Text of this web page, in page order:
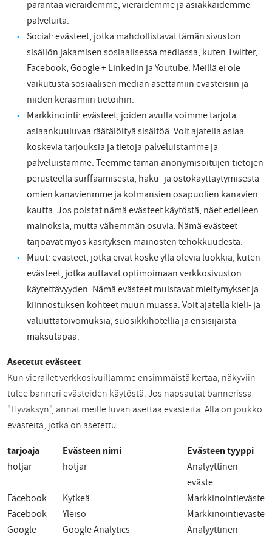
parantaa vieraidemme, vieraidemme ja asiakkaidemme
palveluita.
Social: evästeet, jotka mahdollistavat tämän sivuston
sisällön jakamisen sosiaalisessa mediassa, kuten Twitter,
Facebook, Google + Linkedin ja Youtube. Meillä ei ole
vaikutusta sosiaalisen median asettamiin evästeisiin ja
niiden keräämiin tietoihin.
Markkinointi: evästeet, joiden avulla voimme tarjota
asiaankuuluvaa räätälöityä sisältöä. Voit ajatella asiaa
koskevia tarjouksia ja tietoja palveluistamme ja
palveluistamme. Teemme tämän anonymisoitujen tietojen
perusteella surffaamisesta, haku- ja ostokäyttäytymisestä
omien kanavienmme ja kolmansien osapuolien kanavien
kautta. Jos poistat nämä evästeet käytöstä, näet edelleen
mainoksia, mutta vähemmän osuvia. Nämä evästeet
tarjoavat myös käsityksen mainosten tehokkuudesta.
Muut: evästeet, jotka eivät koske yllä olevia luokkia, kuten
evästeet, jotka auttavat optimoimaan verkkosivuston
käytettävyyden. Nämä evästeet muistavat mieltymykset ja
kiinnostuksen kohteet muun muassa. Voit ajatella kieli- ja
valuuttatoivomuksia, suosikkihotellia ja ensisijaista
maksutapaa.
Asetetut evästeet
Kun vierailet verkkosivuillamme ensimmäistä kertaa, näkyviin
tulee banneri evästeiden käytöstä. Jos napsautat bannerissa
"Hyväksyn", annat meille luvan asettaa evästeitä. Alla on joukko
evästeitä, jotka on asetettu.
tarjoaja Evästeen nimi Evästeen tyyppi
hotjar hotjar
Analyyttinen
eväste
Facebook
Kytkeä
Markkinointieväste
Facebook
Yleisö
Markkinointieväste
Google
Google Analytics
Analyyttinen